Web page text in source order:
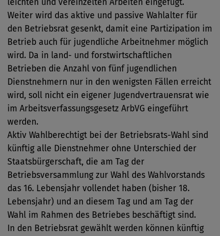
leichten und vereinzelten Arbeiten eingefügt.
Weiter wird das aktive und passive Wahlalter für
den Betriebsrat gesenkt, damit eine Partizipation im
Betrieb auch für jugendliche Arbeitnehmer möglich
wird. Da in land- und forstwirtschaftlichen
Betrieben die Anzahl von fünf jugendlichen
Dienstnehmern nur in den wenigsten Fällen erreicht
wird, soll nicht ein eigener Jugendvertrauensrat wie
im Arbeitsverfassungsgesetz ArbVG eingeführt
werden.
Aktiv Wahlberechtigt bei der Betriebsrats-Wahl sind
künftig alle Dienstnehmer ohne Unterschied der
Staatsbürgerschaft, die am Tag der
Betriebsversammlung zur Wahl des Wahlvorstands
das 16. Lebensjahr vollendet haben (bisher 18.
Lebensjahr) und an diesem Tag und am Tag der
Wahl im Rahmen des Betriebes beschäftigt sind.
In den Betriebsrat gewählt werden können künftig